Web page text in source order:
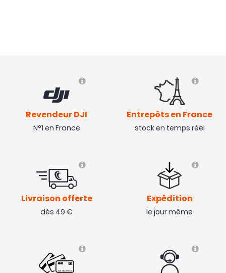
Revendeur DJI
N°1 en France
Entrepôts en France
stock en temps réel
Livraison offerte
dès 49 €
Expédition
le jour même